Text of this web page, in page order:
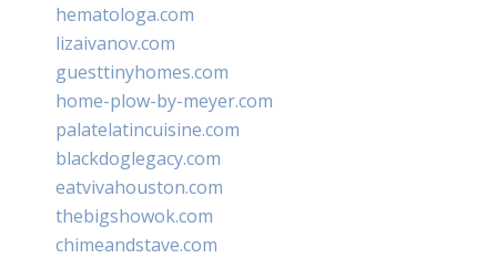
hematologa.com
lizaivanov.com
guesttinyhomes.com
home-plow-by-meyer.com
palatelatincuisine.com
blackdoglegacy.com
eatvivahouston.com
thebigshowok.com
chimeandstave.com